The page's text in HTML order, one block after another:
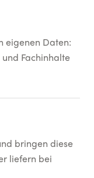
eigenen Daten:
Fachinhalte
bringen diese
liefern bei